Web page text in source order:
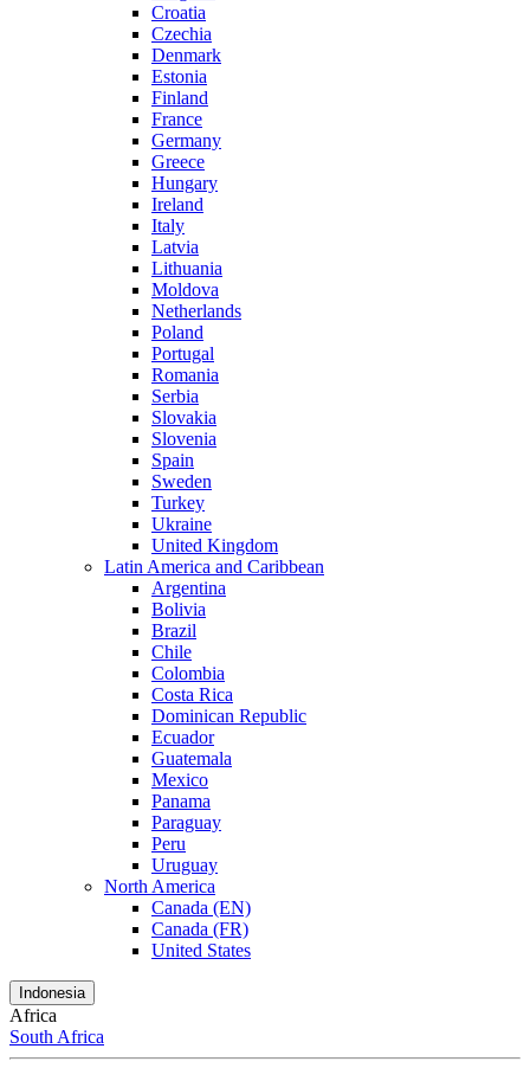
Croatia
Czechia
Denmark
Estonia
Finland
France
Germany
Greece
Hungary
Ireland
Italy
Latvia
Lithuania
Moldova
Netherlands
Poland
Portugal
Romania
Serbia
Slovakia
Slovenia
Spain
Sweden
Turkey
Ukraine
United Kingdom
Latin America and Caribbean
Argentina
Bolivia
Brazil
Chile
Colombia
Costa Rica
Dominican Republic
Ecuador
Guatemala
Mexico
Panama
Paraguay
Peru
Uruguay
North America
Canada (EN)
Canada (FR)
United States
Indonesia
Africa
South Africa